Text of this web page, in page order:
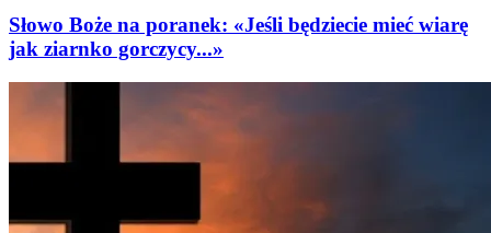
Słowo Boże na poranek: «Jeśli będziecie mieć wiarę
jak ziarnko gorczycy...»